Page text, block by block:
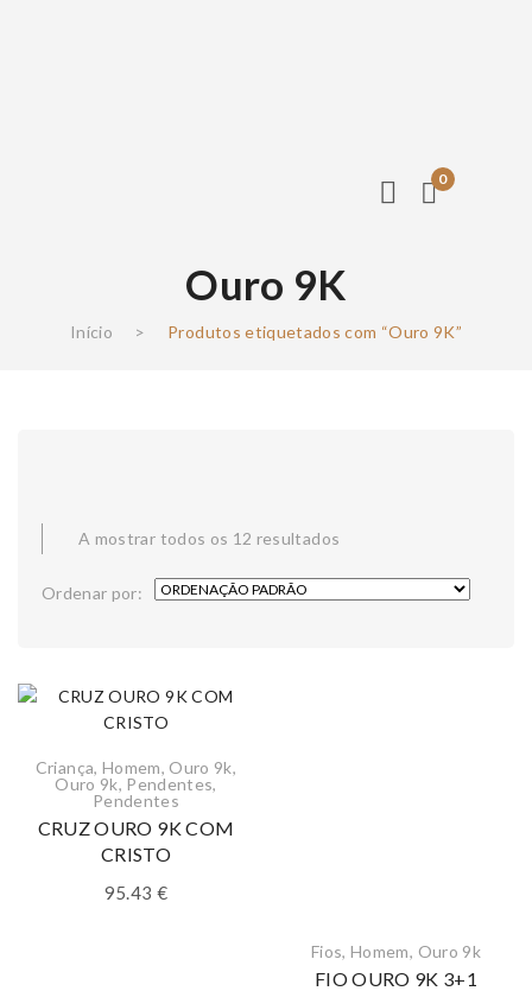
0
Ouro 9K
Início > Produtos etiquetados com “Ouro 9K”
A mostrar todos os 12 resultados
Ordenar por:
Criança, Homem, Ouro 9k,
Ouro 9k, Pendentes,
Pendentes
CRUZ OURO 9K COM
CRISTO
95.43 €
Fios,Homem, Ouro 9k
FIO OURO 9K 3+1